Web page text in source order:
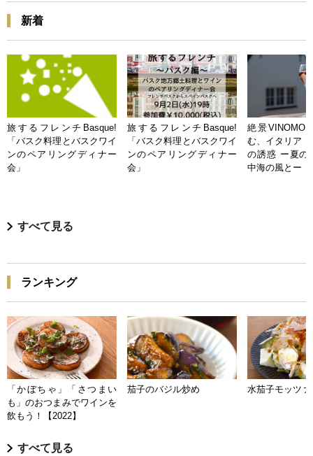
新着
旅するフレンチBasque!
「バスク料理とバスクワイ
ンのペアリングディナー
会」
旅するフレンチBasque!
「バスク料理とバスクワイ
ンのペアリングディナー
会」
絶景
む、イタリア
の誘惑 ー夏の
中海の風とー
すべて見る
ランキング
「かぼちゃ」「さつまい
も」のおつまみでワインを
飲もう！【2022】
茄子のバジル炒め 水茄子モッツァ
すべて見る